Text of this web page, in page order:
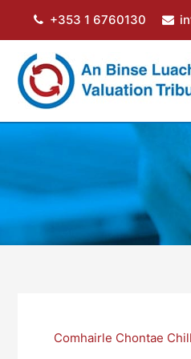
+353 1 6760130
Comhairle Chontae